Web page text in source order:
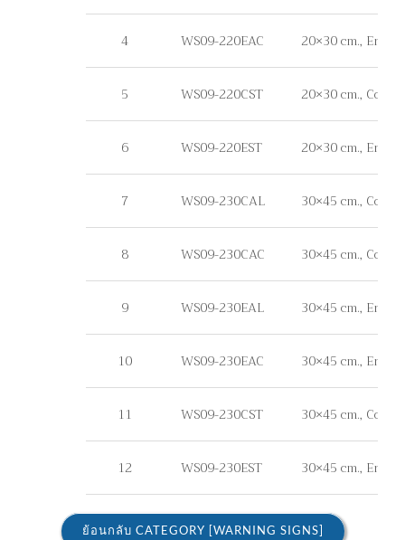
4 WS09-220EAC 20×30 cm.,
5 WS09-220CST 20×30 cm.,
6 WS09-220EST 20×30 cm.,
7 WS09-230CAL 30×45 cm.,
8 WS09-230CAC 30×45 cm.,
9 WS09-230EAL 30×45 cm.,
10 WS09-230EAC 30×45 cm.,
11 WS09-230CST 30×45 cm.,
12 WS09-230EST 30×45 cm.,
ย้อนกลับ CATEGORY [WARNING SIGNS]